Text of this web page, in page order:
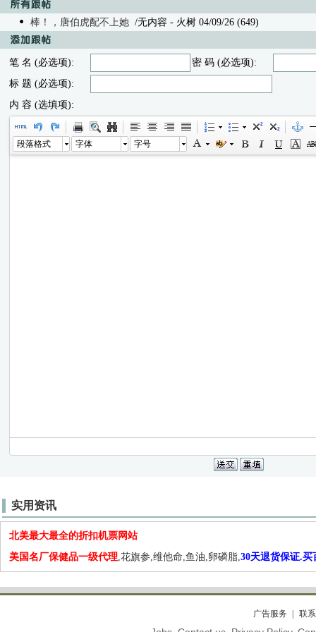
棒！，唐伯虎配不上她 /无内容 - 火树 04/09/26 (649)
笔 名 (必选项):
密 码 (必选项):
标 题 (必选项):
内 容 (选填项):
段落格式 字体 字号
实用资讯
北美最大最全的折扣机票网站
美国名厂保健品一级代理,花旗参,维他命,鱼油,卵磷脂,30天退货保证.买
广告服务 联